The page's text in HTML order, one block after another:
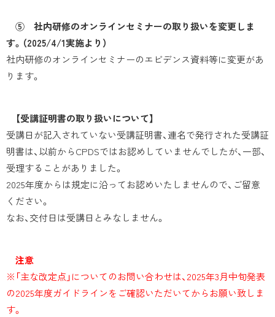
⑤ 社内研修のオンラインセミナーの取り扱いを変更しま
す。（2025/4/1実施より）
社内研修のオンラインセミナーのエビデンス資料等に変更があ
ります。
【受講証明書の取り扱いについて】
受講日が記入されていない受講証明書、連名で発行された受講証
明書は、以前からCPDSではお認めしていませんでしたが、一部、
受理することがありました。
2025年度からは規定に沿ってお認めいたしませんので、ご留意
ください。
なお、交付日は受講日とみなしません。
注意
※「主な改定点」についてのお問い合わせは、2025年3月中旬発表
の2025年度ガイドラインをご確認いただいてからお願い致しま
す。